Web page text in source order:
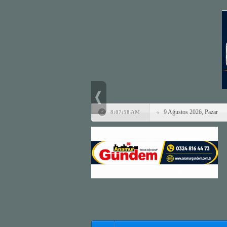
8:07:58 AM 9 Ağustos 2026, Pazar